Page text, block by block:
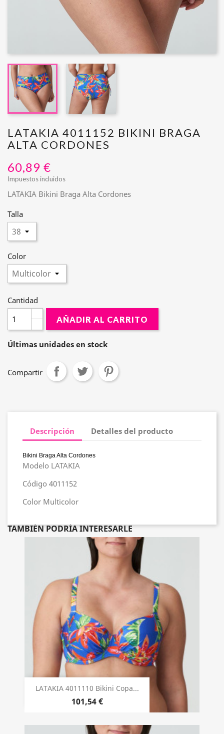
LATAKIA 4011152 BIKINI BRAGA
ALTA CORDONES
60,89 €
Impuestos incluidos
LATAKIA Bikini Braga Alta Cordones
Talla
Color
Cantidad
AÑADIR AL CARRITO
Últimas unidades en stock
Compartir
Descripción Detalles del producto
Bikini Braga Alta Cordones
Modelo LATAKIA
Código 4011152
Color Multicolor
TAMBIÉN PODRÍA INTERESARLE
LATAKIA 4011110 Bikini Copa...
101,54 €